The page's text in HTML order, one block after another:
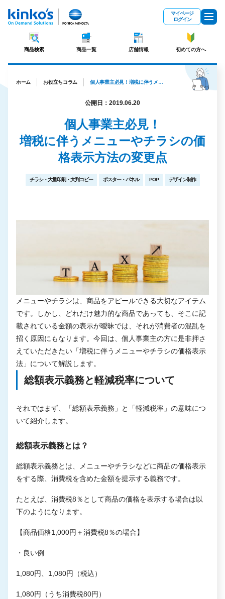
マイページ
ログイン
商品検索 商品一覧 店舗情報 初めての方へ
ホーム お役立ちコラム
公開日：2019.06.20
個人事業主必見！
増税に伴うメニューやチラシの価
格表示方法の変更点
チラシ・大量印刷・大判コピー ポスター・パネル POP デザイン制作
メニューやチラシは、商品をアピールできる大切なアイテム
です。しかし、どれだけ魅力的な商品であっても、そこに記
載されている金額の表示が曖昧では、それが消費者の混乱を
招く原因にもなります。今回は、個人事業主の方に是非押さ
えていただきたい「増税に伴うメニューやチラシの価格表示
法」について解説します。
総額表示義務と軽減税率について
それではまず、「総額表示義務」と「軽減税率」の意味につ
いて紹介します。
総額表示義務とは？
総額表示義務とは、メニューやチラシなどに商品の価格表示
をする際、消費税を含めた金額を提示する義務です。
たとえば、消費税8％として商品の価格を表示する場合は以
下のようになります。
【商品価格1,000円＋消費税8％の場合】
・良い例
1,080円、1,080円（税込）
1,080円（うち消費税80円）